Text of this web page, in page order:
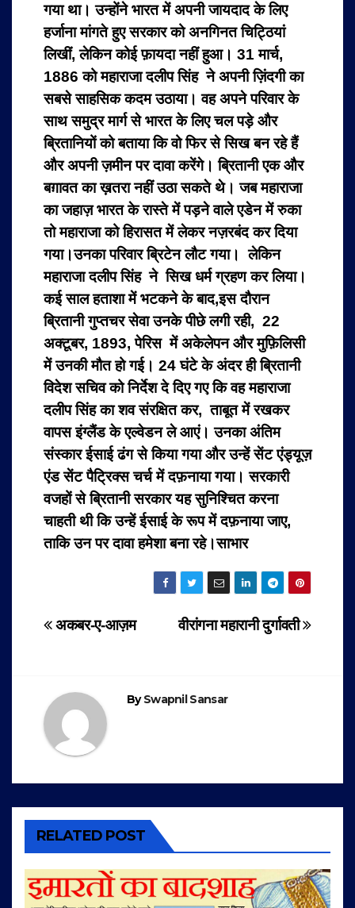
गया था। उन्होंने भारत में अपनी जायदाद के लिए
हर्जाना मांगते हुए सरकार को अनगिनत चिट्ठियां
लिखीं, लेकिन कोई फ़ायदा नहीं हुआ। 31 मार्च,
1886 को महाराजा दलीप सिंह ने अपनी ज़िंदगी का
सबसे साहसिक कदम उठाया। वह अपने परिवार के
साथ समुद्र मार्ग से भारत के लिए चल पड़े और
ब्रितानियों को बताया कि वो फिर से सिख बन रहे हैं
और अपनी ज़मीन पर दावा करेंगे। ब्रितानी एक और
बग़ावत का ख़तरा नहीं उठा सकते थे। जब महाराजा
का जहाज़ भारत के रास्ते में पड़ने वाले एडेन में रुका
तो महाराजा को हिरासत में लेकर नज़रबंद कर दिया
गया।उनका परिवार ब्रिटेन लौट गया। लेकिन
महाराजा दलीप सिंह ने सिख धर्म ग्रहण कर लिया।
कई साल हताशा में भटकने के बाद,इस दौरान
ब्रितानी गुप्तचर सेवा उनके पीछे लगी रही, 22
अक्टूबर, 1893, पेरिस में अकेलेपन और मुफ़िलिसी
में उनकी मौत हो गई। 24 घंटे के अंदर ही ब्रितानी
विदेश सचिव को निर्देश दे दिए गए कि वह महाराजा
दलीप सिंह का शव संरक्षित कर, ताबूत में रखकर
वापस इंग्लैंड के एल्वेडन ले आएं। उनका अंतिम
संस्कार ईसाई ढंग से किया गया और उन्हें सेंट एंड्यूज़
एंड सेंट पैट्रिक्स चर्च में दफ़नाया गया। सरकारी
वजहों से ब्रितानी सरकार यह सुनिश्चित करना
चाहती थी कि उन्हें ईसाई के रूप में दफ़नाया जाए,
ताकि उन पर दावा हमेशा बना रहे।साभार
Post
वीरांगना महारानी दुर्गावती
अकबर-ए-आज़म
BySwapnil Sansar
RELATED POST